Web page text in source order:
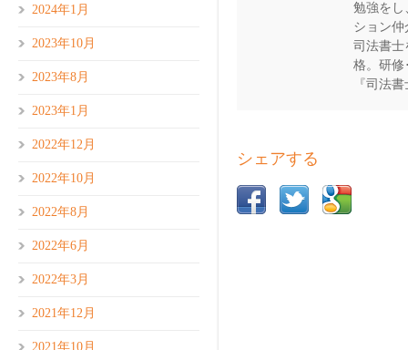
勉強をし
ション
司法書士
格。研修
『司法
シェアする
2024年1月
2023年10月
2023年8月
2023年1月
2022年12月
2022年10月
2022年8月
2022年6月
2022年3月
2021年12月
2021年10月